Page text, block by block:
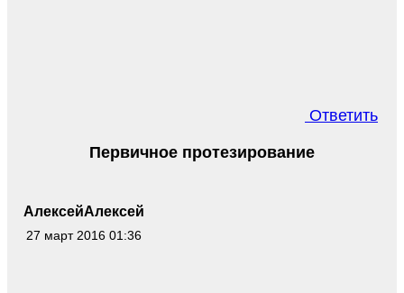
Ответить
АлексейАлексей
27 март 2016 01:36
Первичное протезирование